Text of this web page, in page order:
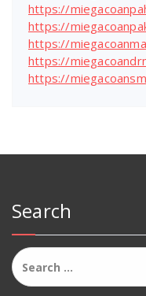
https://
https://
https://
https://
https://
Search
Search
for: